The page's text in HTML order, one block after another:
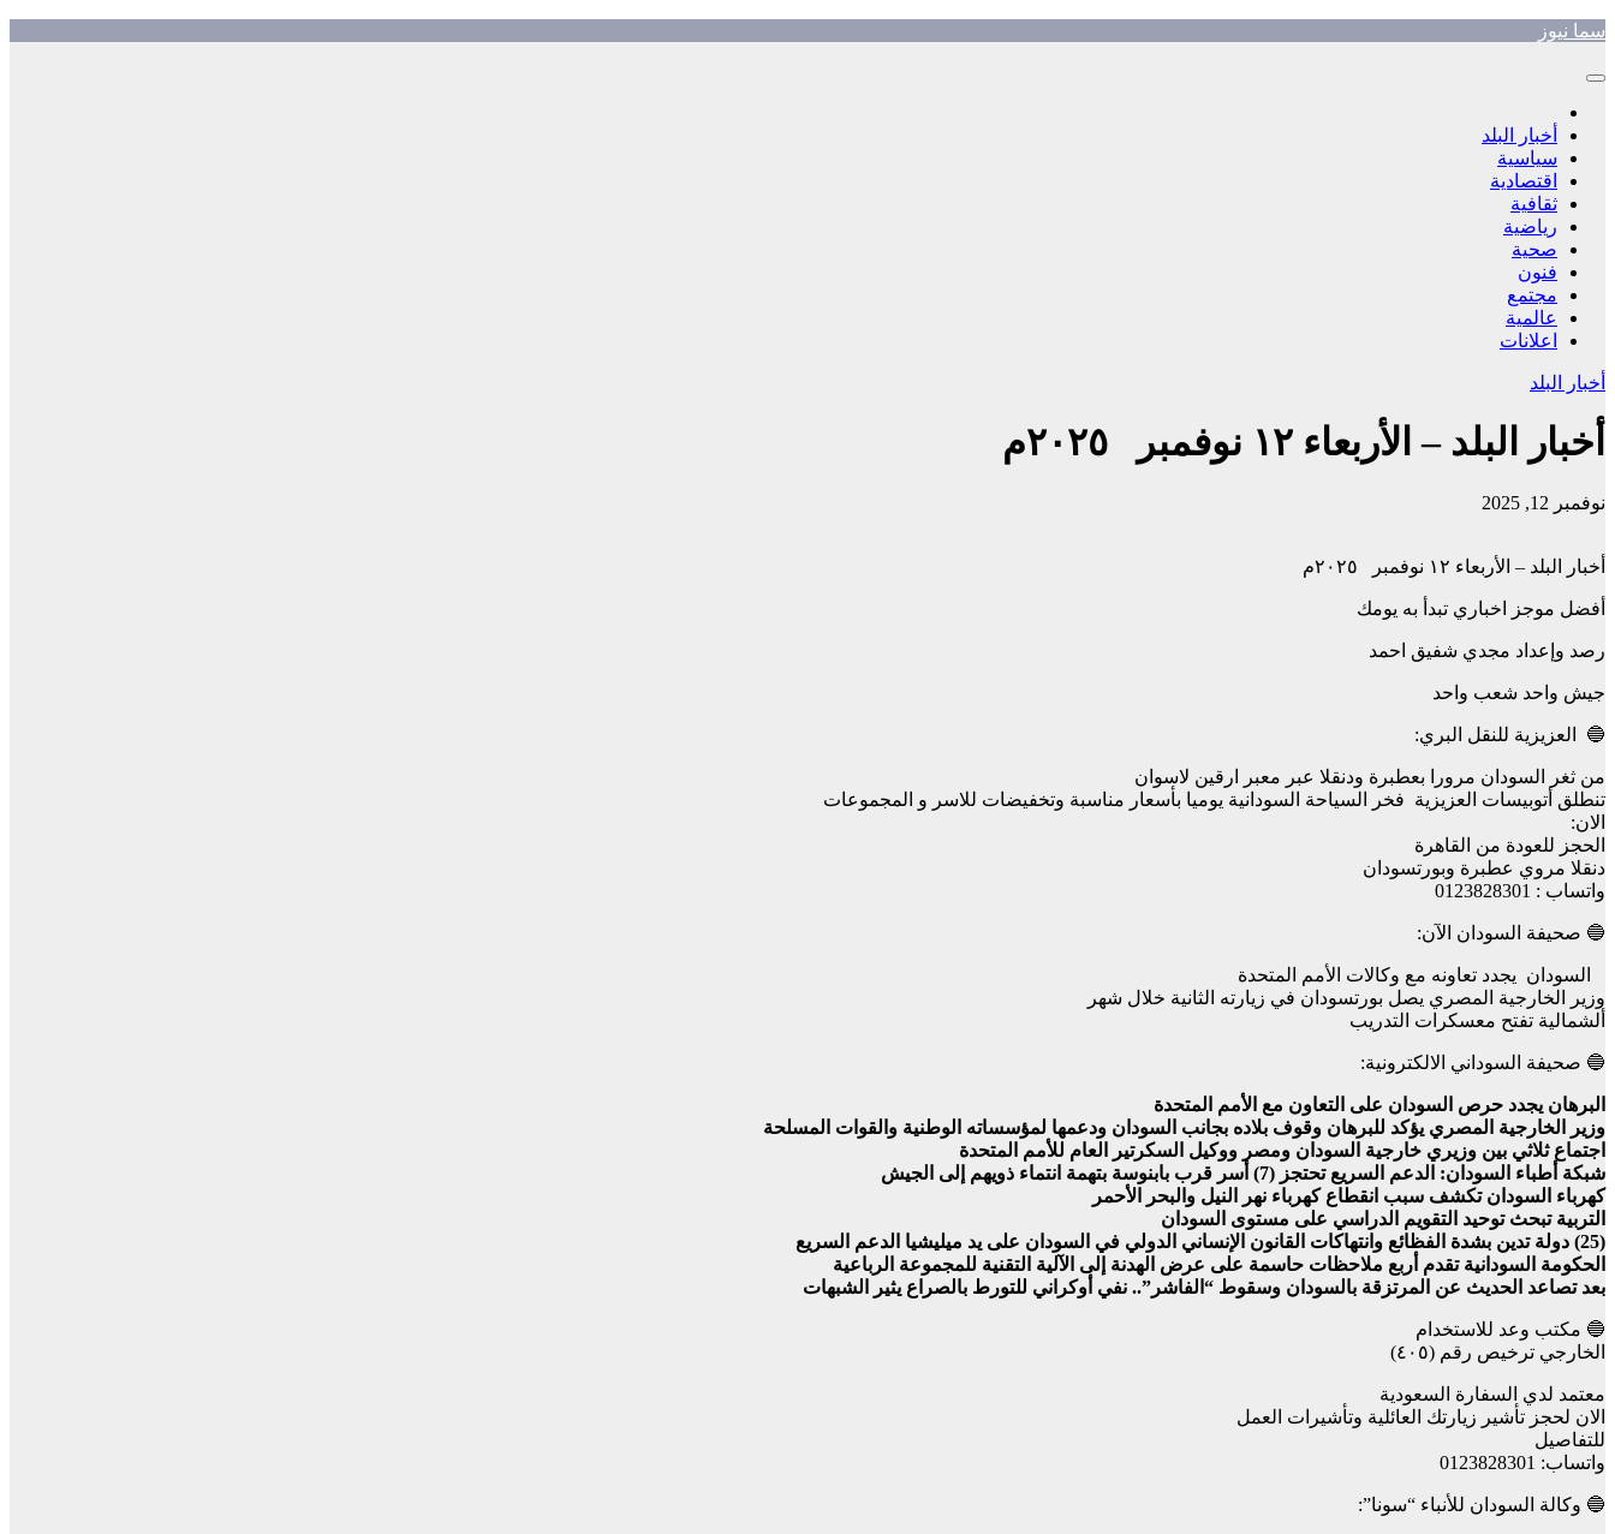
Skip
content
سما نيوز
أخبار البلد
سياسية
اقتصادية
ثقافية
رياضية
صحية
فنون
مجتمع
عالمية
اعلانات
أخبار البلد
أخبار البلد – الأربعاء ١٢ نوفمبر ٢٠٢٥م
نوفمبر 12, 2025
أخبار البلد – الأربعاء ١٢ نوفمبر ٢٠٢٥م
أفضل موجز اخباري تبدأ به يومك
رصد وإعداد مجدي شفيق احمد
جيش واحد شعب واحد
🔵 العزيزية للنقل البري:
من ثغر السودان مرورا بعطبرة ودنقلا عبر معبر ارقين لاسوان
تنطلق أتوبيسات العزيزية فخر السياحة السودانية يوميا بأسعار مناسبة وتخفيضات للاسر و المجموعات
الان:
الحجز للعودة من القاهرة
دنقلا مروي عطبرة وبورتسودان
واتساب : 0123828301
🔵 صحيفة السودان الآن:
السودان يجدد تعاونه مع وكالات الأمم المتحدة
وزير الخارجية المصري يصل بورتسودان في زيارته الثانية خلال شهر
ألشمالية تفتح معسكرات التدريب
🔵 صحيفة السوداني الالكترونية:
البرهان يجدد حرص السودان على التعاون مع الأمم المتحدة
وزير الخارجية المصري يؤكد للبرهان وقوف بلاده بجانب السودان ودعمها لمؤسساته الوطنية والقوات المسلحة
اجتماع ثلاثي بين وزيري خارجية السودان ومصر ووكيل السكرتير العام للأمم المتحدة
شبكة أطباء السودان: الدعم السريع تحتجز (7) أسر قرب بابنوسة بتهمة انتماء ذويهم إلى الجيش
كهرباء السودان تكشف سبب انقطاع كهرباء نهر النيل والبحر الأحمر
التربية تبحث توحيد التقويم الدراسي على مستوى السودان
(25) دولة تدين بشدة الفظائع وانتهاكات القانون الإنساني الدولي في السودان على يد ميليشيا الدعم السريع
الحكومة السودانية تقدم أربع ملاحظات حاسمة على عرض الهدنة إلى الآلية التقنية للمجموعة الرباعية
بعد تصاعد الحديث عن المرتزقة بالسودان وسقوط “الفاشر”.. نفي أوكراني للتورط بالصراع يثير الشبهات
🔵 مكتب وعد للاستخدام
الخارجي ترخيص رقم (٤٠٥)
معتمد لدي السفارة السعودية
الان لحجز تأشير زيارتك العائلية وتأشيرات العمل
للتفاصيل
واتساب: 0123828301
🔵 وكالة السودان للأنباء “سونا”: